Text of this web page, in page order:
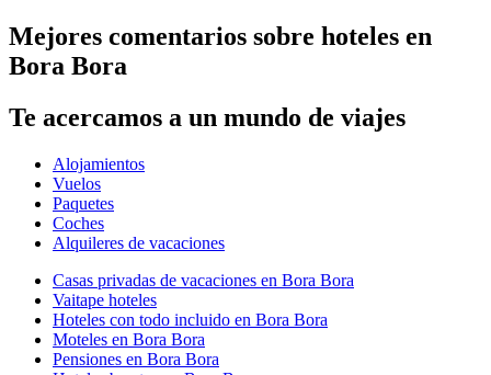
Mejores comentarios sobre hoteles en
Bora Bora
Te acercamos a un mundo de viajes
Alojamientos
Vuelos
Paquetes
Coches
Alquileres de vacaciones
Casas privadas de vacaciones en Bora Bora
Vaitape hoteles
Hoteles con todo incluido en Bora Bora
Moteles en Bora Bora
Pensiones en Bora Bora